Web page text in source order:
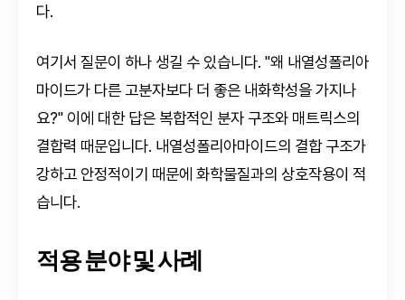
다.
여기서 질문이 하나 생길 수 있습니다. "왜 내열성폴리아
마이드가 다른 고분자보다 더 좋은 내화학성을 가지나
요?" 이에 대한 답은 복합적인 분자 구조와 매트릭스의
결합력 때문입니다. 내열성폴리아마이드의 결합 구조가
강하고 안정적이기 때문에 화학물질과의 상호작용이 적
습니다.
적용 분야 및 사례